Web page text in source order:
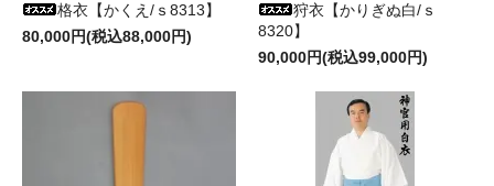
格衣【かくえ/ｓ8313】
80,000円(税込88,000円)
狩衣【かりぎぬ白/ｓ
8320】
90,000円(税込99,000円)